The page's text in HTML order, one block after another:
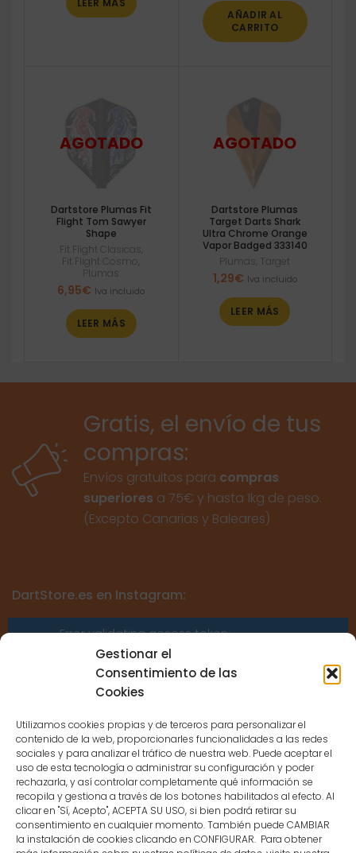
Gestionar el
Consentimiento de las
Cookies
Utilizamos cookies propias y de terceros para personalizar el
contenido de la web, proporcionarles funcionalidades a las redes
sociales y para analizar el tráfico de nuestra web. Puede aceptar el
uso de esta tecnología o administrar su configuración y poder
rechazarla, y así controlar completamente qué información se
recopila y gestiona a través de los botones habilitados al efecto. Al
clicar en "Sí, Acepto", ACEPTA SU USO, si bien podrá retirar su
consentimiento en cualquier momento. También puede CAMBIAR
la instalación de cookies clicando en CONFIGURAR. Para obtener
AÑADIR AL
CARRITO
Dartstore Plumas Fit
Flight Tom Sawyer
Shape
Fit Flight Clasicas
Fit Flight Cosmo
Plumas
6,95€ Iva incluido
LEER MÁS
Dartstore Plumas
Target Darts Shark
Ultra Chrome Orange
Vapor Badged 333140
Plumas Target
1,29€ Iva incluido
LEER MÁS
Gratis, el envío de tus
compras:
Envíos gratuitos para compras
superiores a 75€ y hasta 1kg de peso.
(Excepto Canarias y Baleares)
DartStore.es en Instagram:
Error validating access token:
Sessions for the user are not allowed
because the user is not a confirmed
CONTACTO
MENÚ PRINCIPAL